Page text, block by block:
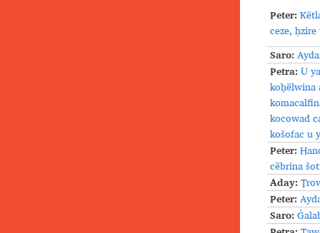
Peter:
ceze,
Saro:
Petra:U
koḥëlwina
kocowad
košofac u
Peter:
cëbrina
Aday:
Peter:
Saro: